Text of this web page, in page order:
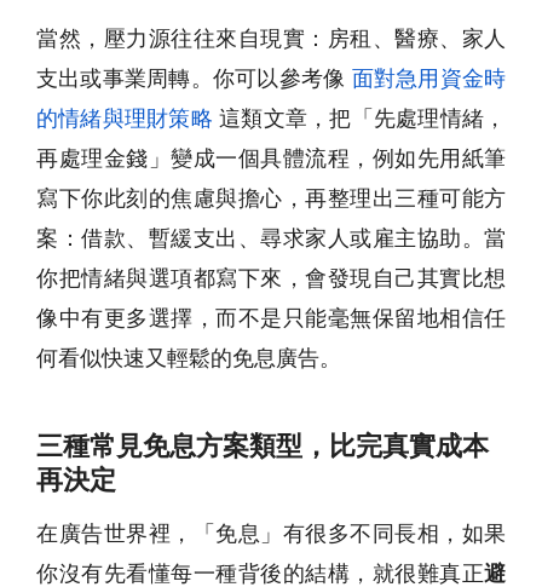
當然，壓力源往往來自現實：房租、醫療、家人
支出或事業周轉。你可以參考像 面對急用資金時
的情緒與理財策略 這類文章，把「先處理情緒，
再處理金錢」變成一個具體流程，例如先用紙筆
寫下你此刻的焦慮與擔心，再整理出三種可能方
案：借款、暫緩支出、尋求家人或雇主協助。當
你把情緒與選項都寫下來，會發現自己其實比想
像中有更多選擇，而不是只能毫無保留地相信任
何看似快速又輕鬆的免息廣告。
三種常見免息方案類型，比完真實成本
再決定
在廣告世界裡，「免息」有很多不同長相，如果
你沒有先看懂每一種背後的結構，就很難真正避